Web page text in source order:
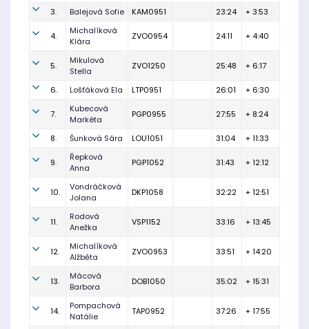
3. Balejová Sofie KAM0951 23:24 + 3:53
4.
Michalíková
Klára
ZVO0954 24:11 + 4:40
5.
Mikulová
Stella
ZVO1250 25:48 + 6:17
6. Lošťáková Ela LTP0951 26:01 + 6:30
7.
Kubecová
Markéta
PGP0955 27:55 + 8:24
8. Šunková Sára LOU1051 31:04 + 11:33
9.
Řepková
Anna
PGP1052 31:43 + 12:12
10.
Vondráčková
Jolana
DKP1058 32:22 + 12:51
11.
Rodová
Anežka
VSP1152 33:16 + 13:45
12.
Michalíková
Alžběta
ZVO0953 33:51 + 14:20
13.
Mácová
Barbora
DOB1050 35:02 + 15:31
14.
Pompachová
Natálie
TAP0952 37:26 + 17:55